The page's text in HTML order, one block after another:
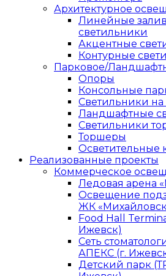
Архитектурное
Линейные
светильники
Акцентные
Контурные
Парковое/
Опоры
Консольные
Светильники
Ландшафтные
Светильники
Торшеры
Осветительные
Реализованные проекты
Коммерческое
Ледовая арена
Освещение
ЖК
Food Hall
Ижевск)
Сеть
АПЕКС (г.
Детский парк